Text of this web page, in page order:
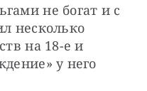
не богат и с
несколько
на 18-е и
у него